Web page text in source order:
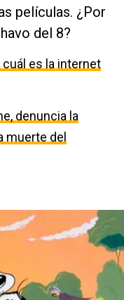
películas. ¿Por
del 8?
es la internet
denuncia la
muerte del